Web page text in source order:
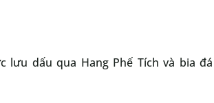
lưu dấu qua Hang Phế Tích và bia đá